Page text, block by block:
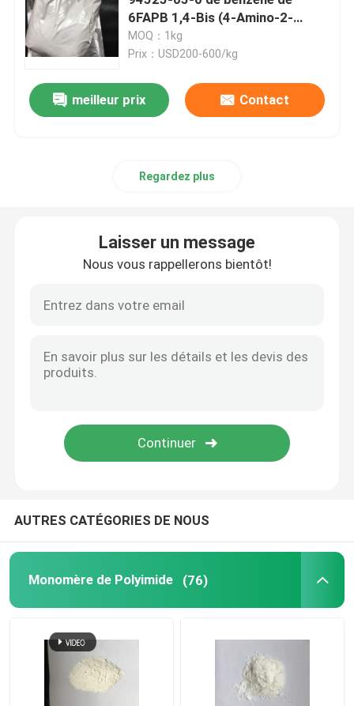
Produits chimiques électroniques
Matériaux photovoltaïques organiques
Matières premières de soin personnel
6FAPB 1,4-Bis (4-Amino-2-
Trifluoromethylphenoxy)
MOQ：1kg
Prix：USD200-600/kg
meilleur prix Contact
Regardez plus
Laisser un message
Nous vous rappellerons bientôt!
AUTRES CATÉGORIES DE NOUS
Monomère de Polyimide (76)